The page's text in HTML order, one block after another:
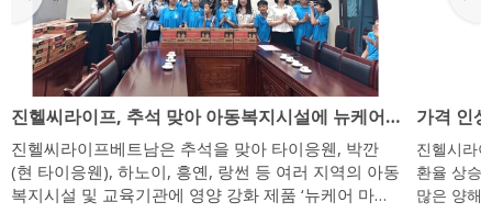
진헬씨라이프, 추석 맞아 아동복지시설에 뉴케어
마이키즈 1,300박스 기부
진헬씨라이프베트남은 추석을 맞아 타이응웬, 박깐
(현 타이응웬), 하노이, 흥옌, 랑썬 등 여러 지역의 아동
복지시설 및 교육기관에 영양 강화 제품 ‘뉴케어 마이
가격 인
진헬시라
환율 상승
많은 양해